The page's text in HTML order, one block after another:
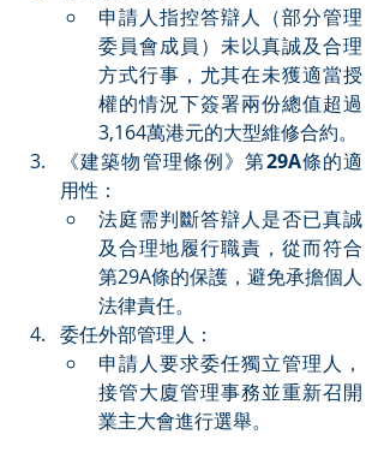
申請人指控答辯人（部分管理
委員會成員）未以真誠及合理
方式行事，尤其在未獲適當授
權的情況下簽署兩份總值超過
3,164萬港元的大型維修合約。
《建築物管理條例》第29A條的適
用性：
法庭需判斷答辯人是否已真誠
及合理地履行職責，從而符合
第29A條的保護，避免承擔個人
法律責任。
委任外部管理人：
申請人要求委任獨立管理人，
接管大廈管理事務並重新召開
業主大會進行選舉。